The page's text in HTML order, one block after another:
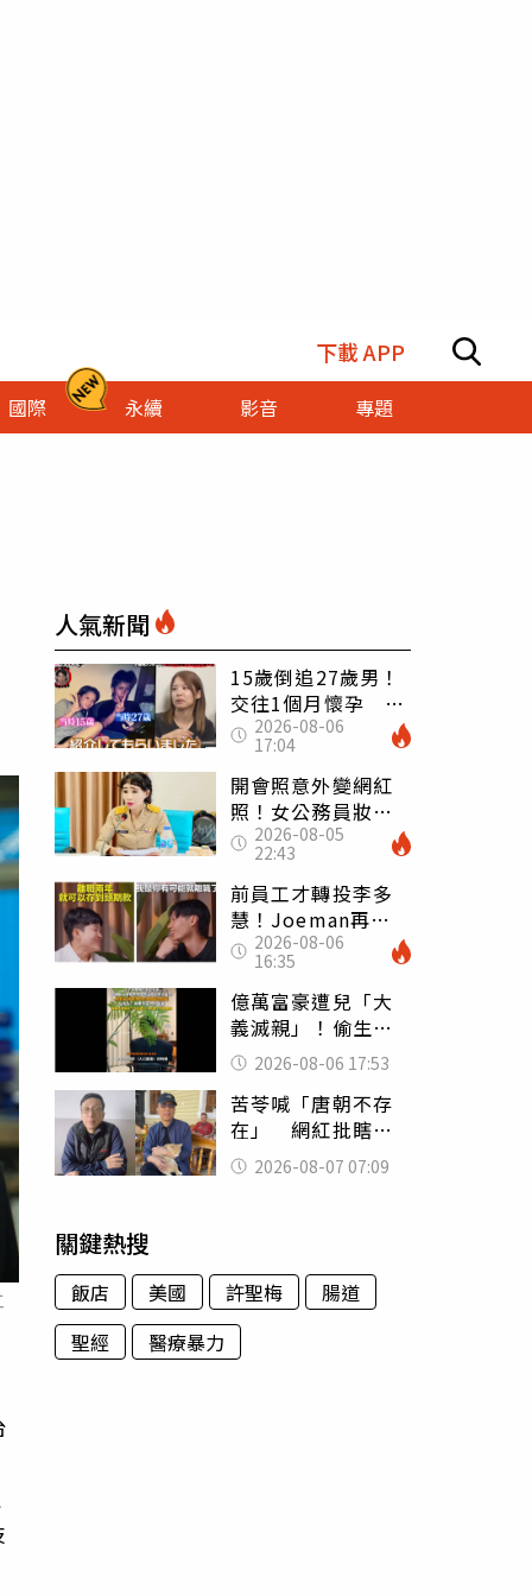
下載 APP
國際 永續 影音 專題
人氣新聞
15歲倒追27歲男！
交往1個月懷孕 36
歲當阿嬤故事曝光
2026-08-06
17:04
開會照意外變網紅
照！女公務員妝容
掀2千則留言 本人
怒嗆：化妝有錯嗎
2026-08-05
22:43
前員工才轉投李多
慧！Joeman再談
建文爆紅 認「很
清楚他的價值」
2026-08-06
16:35
億萬富豪遭兒「大
義滅親」！偷生子
怕曝光 竟盜鄰居
身份辦假證落戶
2026-08-06 17:53
苦苓喊「唐朝不存
在」 網紅批瞎編
歷史：李白、杜甫
用鮮卑文寫詩？
2026-08-07 07:09
關鍵熱搜
飯店 美國 許聖梅
腸道
聖經
醫療暴力